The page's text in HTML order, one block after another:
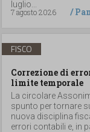
luglio...
7 agosto 2026
/
FISCO
Correzione di
limite temporale
La circolare
spunto per tornare
nuova disciplina
errori contabili e, in